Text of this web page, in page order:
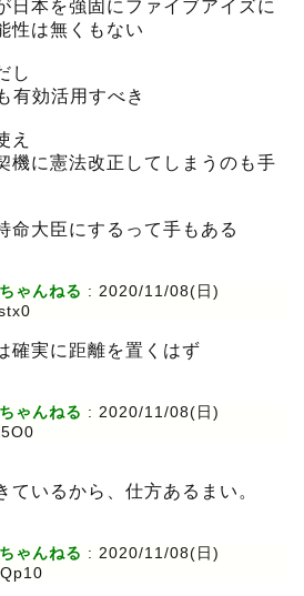
日本を強固にファイブアイズに
性は無くもない
し
有効活用すべき
え
機に憲法改正してしまうのも手
命大臣にするって手もある
ゃんねる : 2020/11/08(日)
確実に距離を置くはず
ゃんねる : 2020/11/08(日)
ているから、仕方あるまい。
ゃんねる : 2020/11/08(日)